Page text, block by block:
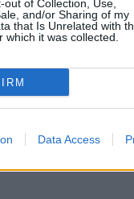
out of Collection, Use,
and/or Sharing of my
that Is Unrelated with
which it was collected.
Data Access
tovább, el kell
végén. –
férjed valakivel.
Olyan